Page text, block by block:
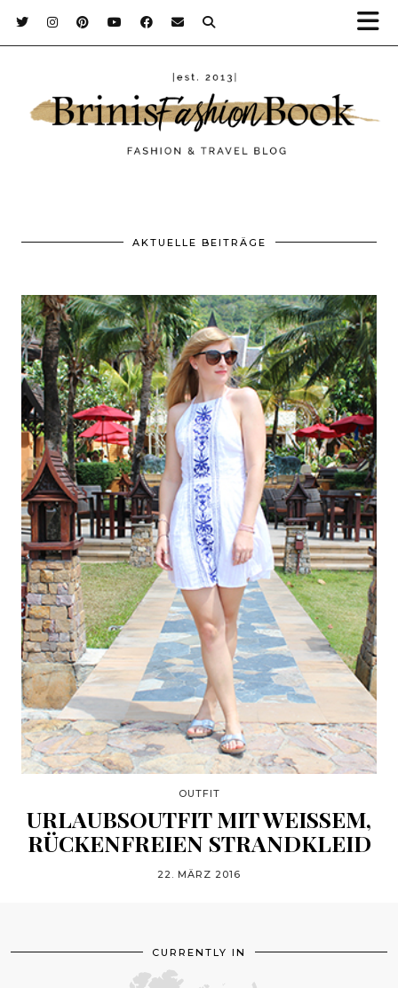
AKTUELLE BEITRÄGE
OUTFIT
URLAUBSOUTFIT MIT WEISSEM, R
ÜCKENFREIEN STRANDKLEID
22. MÄRZ 2016
CURRENTLY IN